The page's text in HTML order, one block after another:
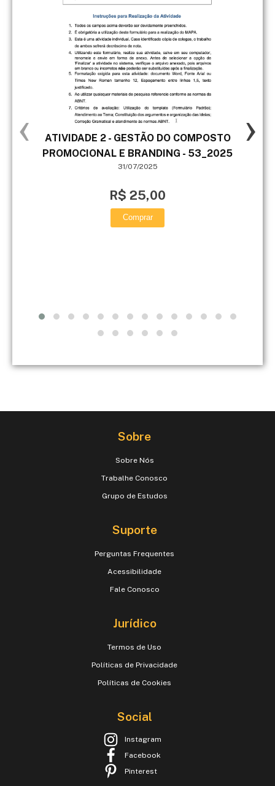
ATIVIDADE 2 - GESTÃO DO COMPOSTO
PROMOCIONAL E BRANDING - 53_2025
31/07/2025
R$ 25,00
Comprar
A
‹ ›
Sobre
Sobre Nós
Trabalhe Conosco
Grupo de Estudos
Suporte
Perguntas Frequentes
Acessibilidade
Fale Conosco
Jurídico
Termos de Uso
Políticas de Privacidade
Políticas de Cookies
Social
Instagram
Facebook
Pinterest